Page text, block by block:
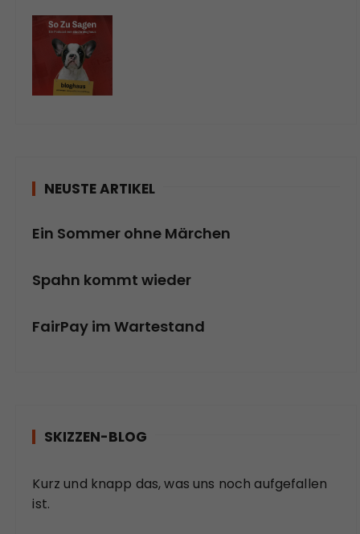
NEUSTE ARTIKEL
Ein Sommer ohne Märchen
Spahn kommt wieder
FairPay im Wartestand
SKIZZEN-BLOG
Kurz und knapp das, was uns noch aufgefallen
ist.